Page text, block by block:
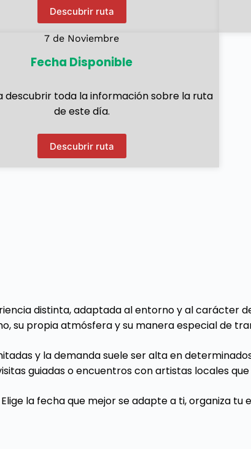
Descubrir ruta
7 de Noviembre
Fecha Disponible
descubrir toda la información sobre la ruta
de este día.
Descubrir ruta
distinta, adaptada al entorno y al carácter
su propia atmósfera y su manera especial de
y la demanda suele ser alta en
guiadas o encuentros con artistas locales
la fecha que mejor se adapte a ti, organiza